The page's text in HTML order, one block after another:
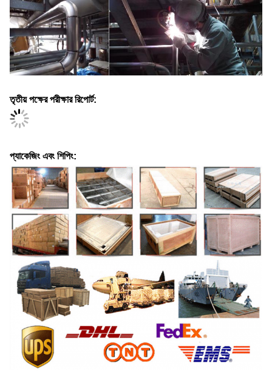
তৃতীয় পক্ষের পরীক্ষার রিপোর্ট:
প্যাকেজিং এবং শিপিং: